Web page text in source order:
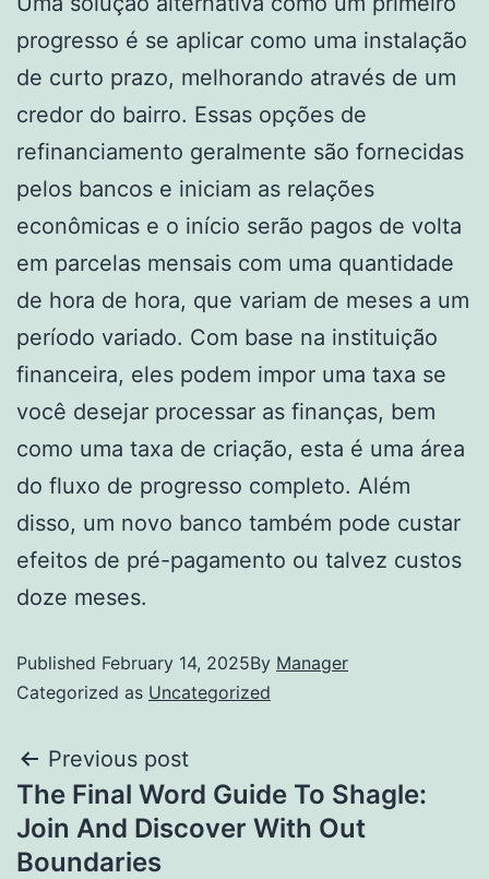
progresso é se aplicar como uma instalação
de curto prazo, melhorando através de um
credor do bairro. Essas opções de
refinanciamento geralmente são fornecidas
pelos bancos e iniciam as relações
econômicas e o início serão pagos de volta
em parcelas mensais com uma quantidade
de hora de hora, que variam de meses a um
período variado. Com base na instituição
financeira, eles podem impor uma taxa se
você desejar processar as finanças, bem
como uma taxa de criação, esta é uma área
do fluxo de progresso completo. Além
disso, um novo banco também pode custar
efeitos de pré-pagamento ou talvez custos
doze meses.
Published February 14, 2025By Manager
Categorized as Uncategorized
Previous post
The Final Word Guide To Shagle:
Join And Discover With Out
Boundaries